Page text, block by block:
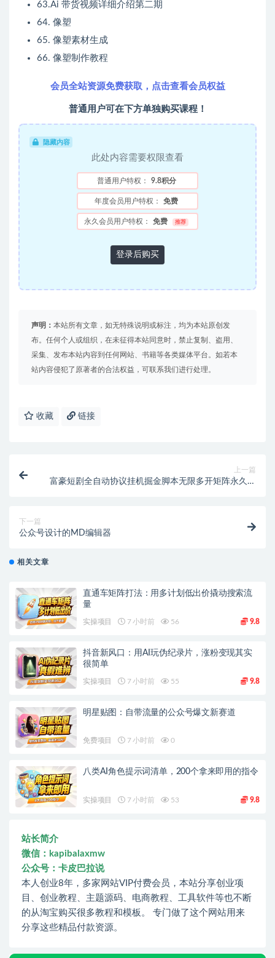
63.Ai 带货视频详细介绍第二期
64. 像塑
65. 像塑素材生成
66. 像塑制作教程
会员全站资源免费获取，点击查看会员权益
普通用户可在下方单独购买课程！
隐藏内容
此处内容需要权限查看
普通用户特权： 9.8积分
年度会员用户特权： 免费
永久会员用户特权： 免费 推荐
登录后购买
声明： 本站所有文章，如无特殊说明或标注，均为本站原创发
布。任何个人或组织，在未征得本站同意时，禁止复制、盗用、
采集、发布本站内容到任何网站、书籍等各类媒体平台。如若本
站内容侵犯了原著者的合法权益，可联系我们进行处理。
收藏 链接
上一篇
富豪短剧全自动协议挂机掘金脚本无限多开矩阵永久脚
下一篇
公众号设计的MD编辑器
相关文章
直通车矩阵打法：用多计划低出价撬动搜索流
量
实操项目 7 小时前 56 9.8
抖音新风口：用AI玩伪纪录片，涨粉变现其实
很简单
实操项目 7 小时前 55 9.8
明星贴图：自带流量的公众号爆文新赛道
免费项目 7 小时前 0
八类AI角色提示词清单，200个拿来即用的指令
实操项目 7 小时前 53 9.8
站长简介
微信：kapibalaxmw
公众号：卡皮巴拉说
本人创业8年，多家网站VIP付费会员，本站分享创业项
目、创业教程、主题源码、电商教程、工具软件等也不断
的从淘宝购买很多教程和模板。 专门做了这个网站用来
分享这些精品付款资源。